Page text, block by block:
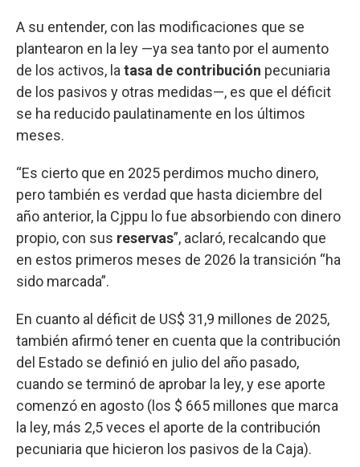
A su entender, con las modificaciones que se
plantearon en la ley —ya sea tanto por el aumento
de los activos, latasa de contribución pecuniaria
de los pasivos y otras medidas—, es que el déficit
se ha reducido paulatinamente en los últimos
meses.
“Es cierto que en 2025 perdimos mucho dinero,
pero también es verdad que hasta diciembre del
año anterior, la Cjppu lo fue absorbiendo con dinero
propio, con sus reservas”, aclaró, recalcando que
en estos primeros meses de 2026 la transición “ha
sido marcada”.
En cuanto al déficit de US$ 31,9 millones de 2025,
también afirmó tener en cuenta que la contribución
del Estado se definió en julio del año pasado,
cuando se terminó de aprobar la ley, y ese aporte
comenzó en agosto (los $ 665 millones que marca
la ley, más 2,5 veces el aporte de la contribución
pecuniaria que hicieron los pasivos de la Caja).